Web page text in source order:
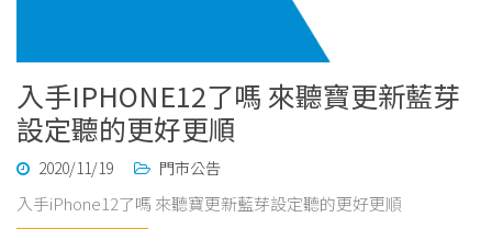
入手IPHONE12了嗎 來聽寶更新藍芽
設定聽的更好更順
2020/11/19 門市公告
入手iPhone12了嗎 來聽寶更新藍芽設定聽的更好更順